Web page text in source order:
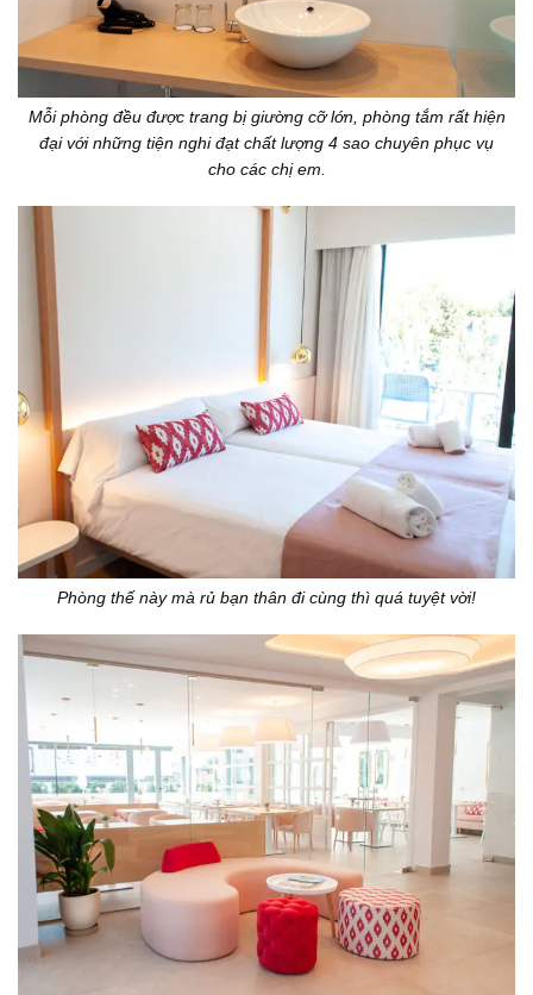
Mỗi phòng đều được trang bị giường cỡ lớn, phòng tắm rất hiện
đại với những tiện nghi đạt chất lượng 4 sao chuyên phục vụ
cho các chị em.
Phòng thế này mà rủ bạn thân đi cùng thì quá tuyệt vời!